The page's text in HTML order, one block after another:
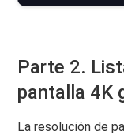
Parte 2.
pantalla 4K
La resolución de